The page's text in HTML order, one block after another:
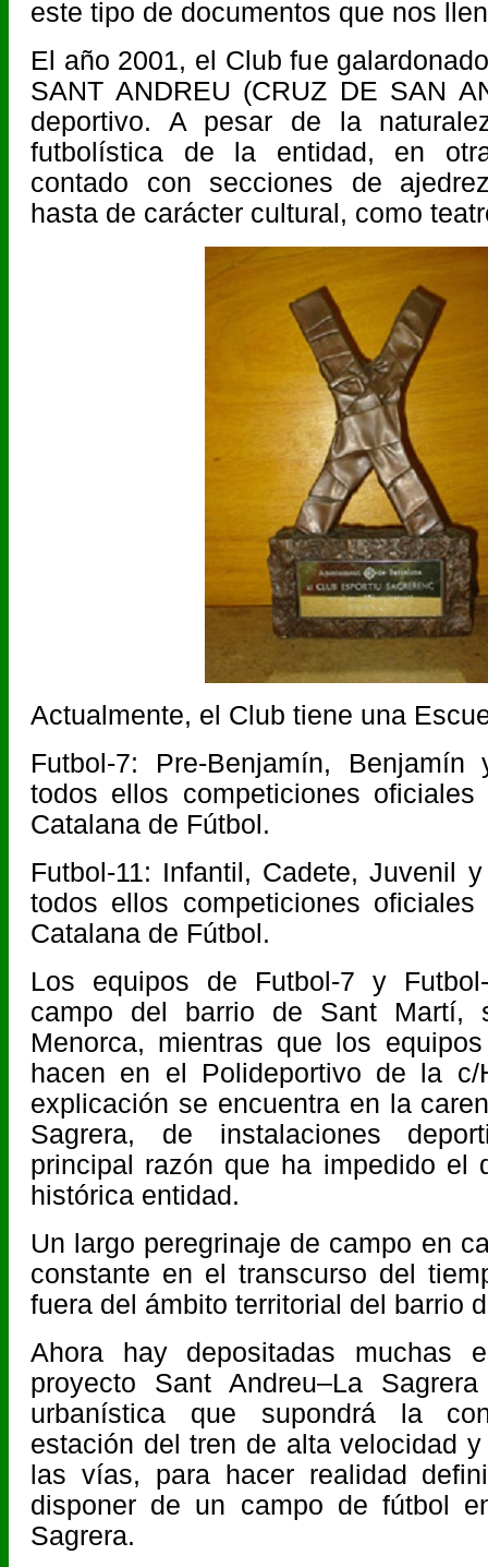
este tipo de documentos que nos
El año 2001, el Club fue
SANT ANDREU (CRUZ DE SAN
deportivo. A pesar de la
futbolística de la entidad, en
contado con secciones de
hasta de carácter cultural, como
Actualmente, el Club tiene una
Futbol-7: Pre-Benjamín,
todos ellos competiciones
Catalana de Fútbol.
Futbol-11: Infantil, Cadete, Juvenil
todos ellos competiciones
Catalana de Fútbol.
Los equipos de Futbol-7 y
campo del barrio de Sant Martí,
Menorca, mientras que los
hacen en el Polideportivo de la c/
explicación se encuentra en la
Sagrera, de instalaciones
principal razón que ha impedido el
histórica entidad.
Un largo peregrinaje de campo en
constante en el transcurso del
fuera del ámbito territorial del barrio
Ahora hay depositadas muchas
proyecto Sant Andreu–La
urbanística que supondrá la
estación del tren de alta velocidad
las vías, para hacer realidad
disponer de un campo de fútbol
Sagrera.